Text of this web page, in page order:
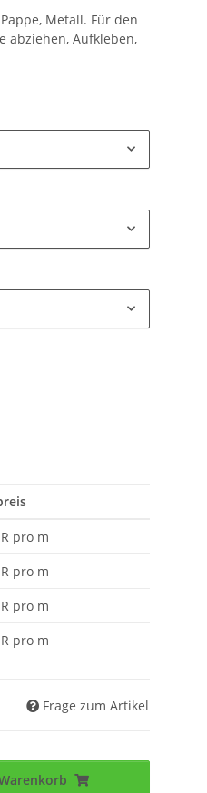
Metall. Für den
abziehen, Aufkleben,
pro m
pro m
pro m
pro m
Frage zum Artikel